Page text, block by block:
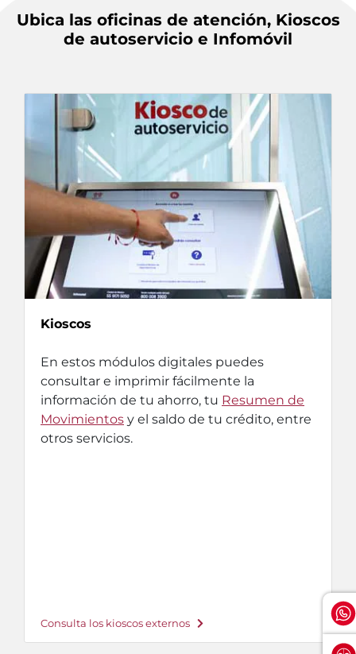
Ubica las oficinas de atención, Kioscos
de autoservicio e Infomóvil
Kioscos
En estos módulos digitales puedes
consultar e imprimir fácilmente la
información de tu ahorro, tu Resumen de
Movimientos y el saldo de tu crédito, entre
otros servicios.
Consulta los kioscos externos